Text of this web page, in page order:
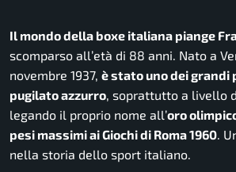
Il mondo della boxe italiana piange
scomparso all’età di 88 anni. Nato a
novembre 1937, è stato uno dei
pugilato azzurro, soprattutto a livello
legando il proprio nome all’oro
pesi massimi ai Giochi di Roma 1960.
nella storia dello sport italiano.